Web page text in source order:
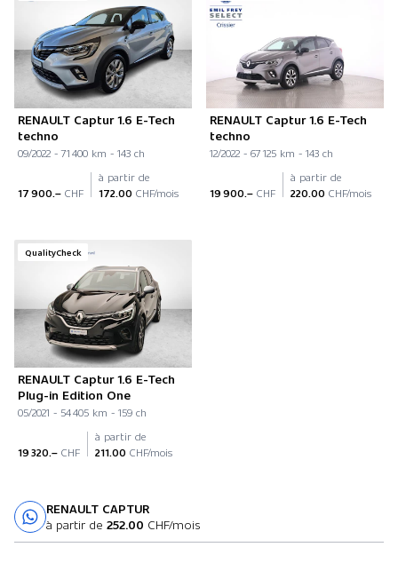
RENAULT Captur 1.6 E-Tech
techno
09/2022 - 71 400 km - 143 ch
17 900.– CHF
à partir de
172.00 CHF/mois
RENAULT Captur 1.6 E-Tech
techno
12/2022 - 67 125 km - 143 ch
19 900.– CHF
à partir de
220.00 CHF/mois
QualityCheck
RENAULT Captur 1.6 E-Tech
Plug-in Edition One
05/2021 - 54 405 km - 159 ch
19 320.– CHF
à partir de
211.00 CHF/mois
RENAULT CAPTUR
à partir de 252.00 CHF/mois